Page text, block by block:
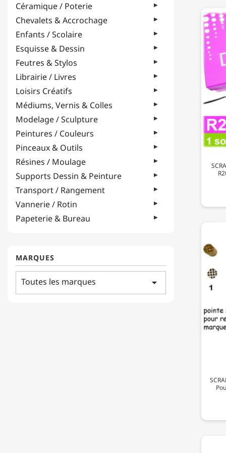
Céramique / Poterie
Chevalets & Accrochage
Enfants / Scolaire
Esquisse & Dessin
Feutres & Stylos
Librairie / Livres
Loisirs Créatifs
Médiums, Vernis & Colles
Modelage / Sculpture
Peintures / Couleurs
Pinceaux & Outils
Résines / Moulage
Supports Dessin & Peinture
Transport / Rangement
Vannerie / Rotin
Papeterie & Bureau
MARQUES
Toutes les marques arrow_drop_down